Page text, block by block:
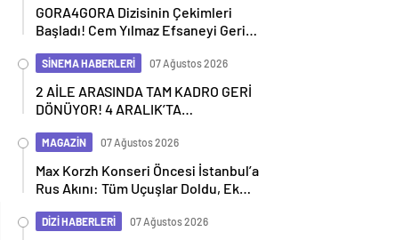
GORA4GORA Dizisinin Çekimleri
Başladı! Cem Yılmaz Efsaneyi Geri
SİNEMA HABERLERİ 07 Ağustos 2026
2 AİLE ARASINDA TAM KADRO GERİ
DÖNÜYOR! 4 ARALIK’TA
MAGAZİN 07 Ağustos 2026
Max Korzh Konseri Öncesi İstanbul’a
Rus Akını: Tüm Uçuşlar Doldu, Ek
DİZİ HABERLERİ 07 Ağustos 2026